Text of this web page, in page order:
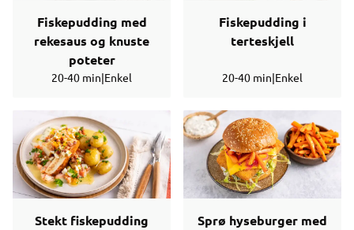
Fiskepudding med
rekesaus og knuste
poteter
20-40 min|Enkel
Fiskepudding i
terteskjell
20-40 min|Enkel
Stekt fiskepudding
Sprø hyseburger med